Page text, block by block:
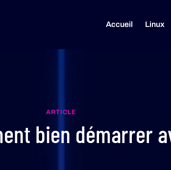
Accueil Linux
ARTICLE
bien démarrer